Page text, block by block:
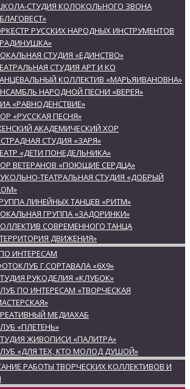
СТУДИЯ КОЛОКОЛЬНОГО ЗВОНА
РУССКИХ НАРОДНЫХ ИНСТРУМЕНТОВ
СТУДИЯ «ЕДИНСТВО»
СТУДИЯ АРТ И КО
КОЛЛЕКТИВ «МАРЬЯИВАНОВНА»
НАРОДНОЙ ПЕСНИ «ВЕРЕЯ»
«РАВНОДЕНСТВИЕ»
«РУССКАЯ ПЕСНЯ»
АКАДЕМИЧЕСКИЙ ХОР
СТУДИЯ «ЗАРЯ»
«ДЕТИ ПОНЕДЕЛЬНИКА»
ВЕТЕРАНОВ «ПОЮЩИЕ СЕРДЦА»
ТЕАТРАЛЬНАЯ СТУДИЯ «ДОБРЫЙ
ЛИНЕЙНЫХ ТАНЦЕВ «РИТМ»
ГРУППА «ЗАДОРИНКИ»
СОВРЕМЕННОГО ТАНЦА
ДВИЖЕНИЯ»
ИНТЕРЕСАМ
Г.СОРТАВАЛА «6Х9»
РУКОДЕЛИЯ «КЛУБОК»
ПО ИНТЕРЕСАМ «ТВОРЧЕСКАЯ
МЕДИАХАБ
«ПЛЕТЕНЬ»
ЖИВОПИСИ «ПАЛИТРА»
«ДЛЯ ТЕХ, КТО МОЛОД ДУШОЙ»
РАБОТЫ ТВОРЧЕСКИХ КОЛЛЕКТИВОВ И